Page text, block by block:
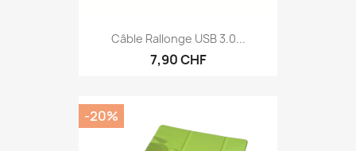
Câble Rallonge USB 3.0...
7,90 CHF
-20%